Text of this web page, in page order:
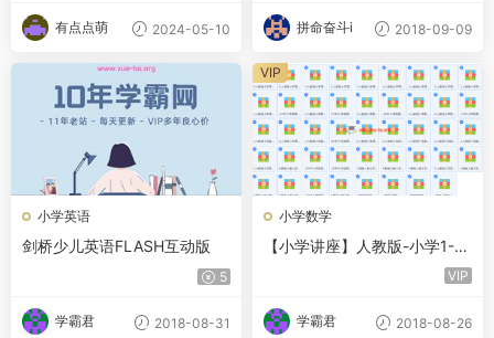
有点点萌 2024-05-10 拼命奋斗i 2018-09-09
小学英语
剑桥少儿英语FLASH互动版
5
学霸君 2018-08-31
小学数学
【小学讲座】人教版-小学1-12
VIP
学霸君 2018-08-26
VIP